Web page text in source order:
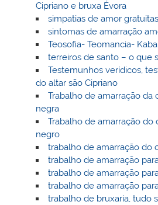
Cipriano e bruxa Évora
simpatias de amor gratuitas
sintomas de amarração
Teosofia- Teomancia-
terreiros de santo – o que
Testemunhos verídicos,
do altar são Cipriano
Trabalho de amarração da
negra
Trabalho de amarração
negro
trabalho de amarração do
trabalho de amarração
trabalho de amarração
trabalho de amarração
trabalho de bruxaria, tudo